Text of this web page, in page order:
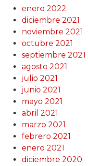
enero 2022
diciembre 2021
noviembre 2021
octubre 2021
septiembre 2021
agosto 2021
julio 2021
junio 2021
mayo 2021
abril 2021
marzo 2021
febrero 2021
enero 2021
diciembre 2020